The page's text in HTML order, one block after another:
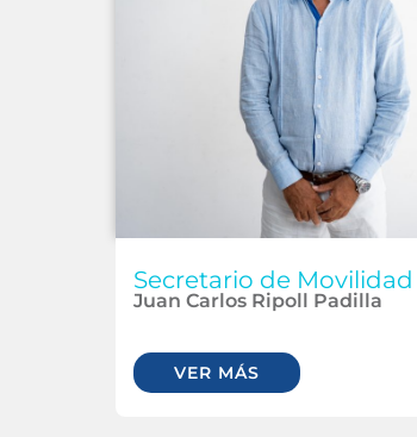
Secretario de Movilidad
Juan Carlos Ripoll Padilla
VER MÁS